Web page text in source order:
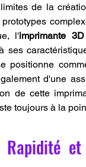
de la
l'imprimante
ses
d'une
de cette
toujours à la